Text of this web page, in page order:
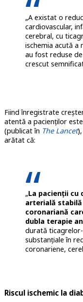
„A existat o
cardiovascular,
cerebral, cu
ischemia acută a
au fost reduse
crescut
Fiind înregistrate
atentă a pacienților
(publicat în The Lancet
arătat că:
„La pacienții cu
arterială
coronariană
dubla terapie
durată
substanțiale în
coronariene,
Riscul ischemic la